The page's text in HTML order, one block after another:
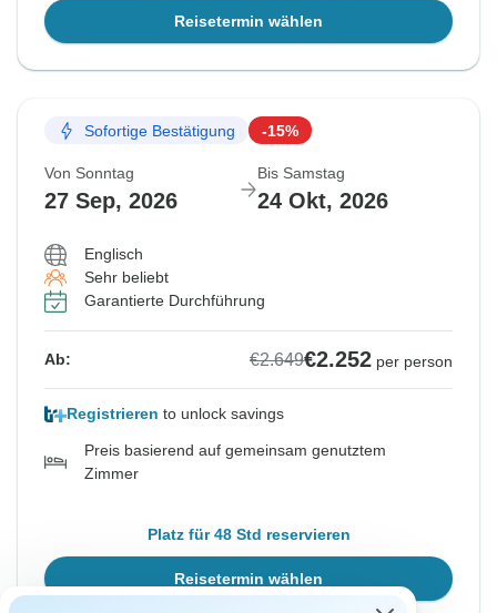
Reisetermin wählen
Sofortige Bestätigung -15%
Von Sonntag
27 Sep, 2026
Bis Samstag
24 Okt, 2026
Englisch
Sehr beliebt
Garantierte Durchführung
Ab: €2.649€2.252 per person
Registrieren to unlock savings
Preis basierend auf gemeinsam genutztem
Zimmer
Platz für 48 Std reservieren
Reisetermin wählen